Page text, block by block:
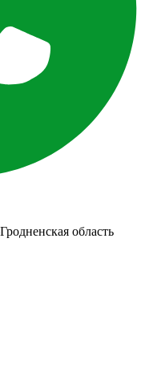
Гродненская область